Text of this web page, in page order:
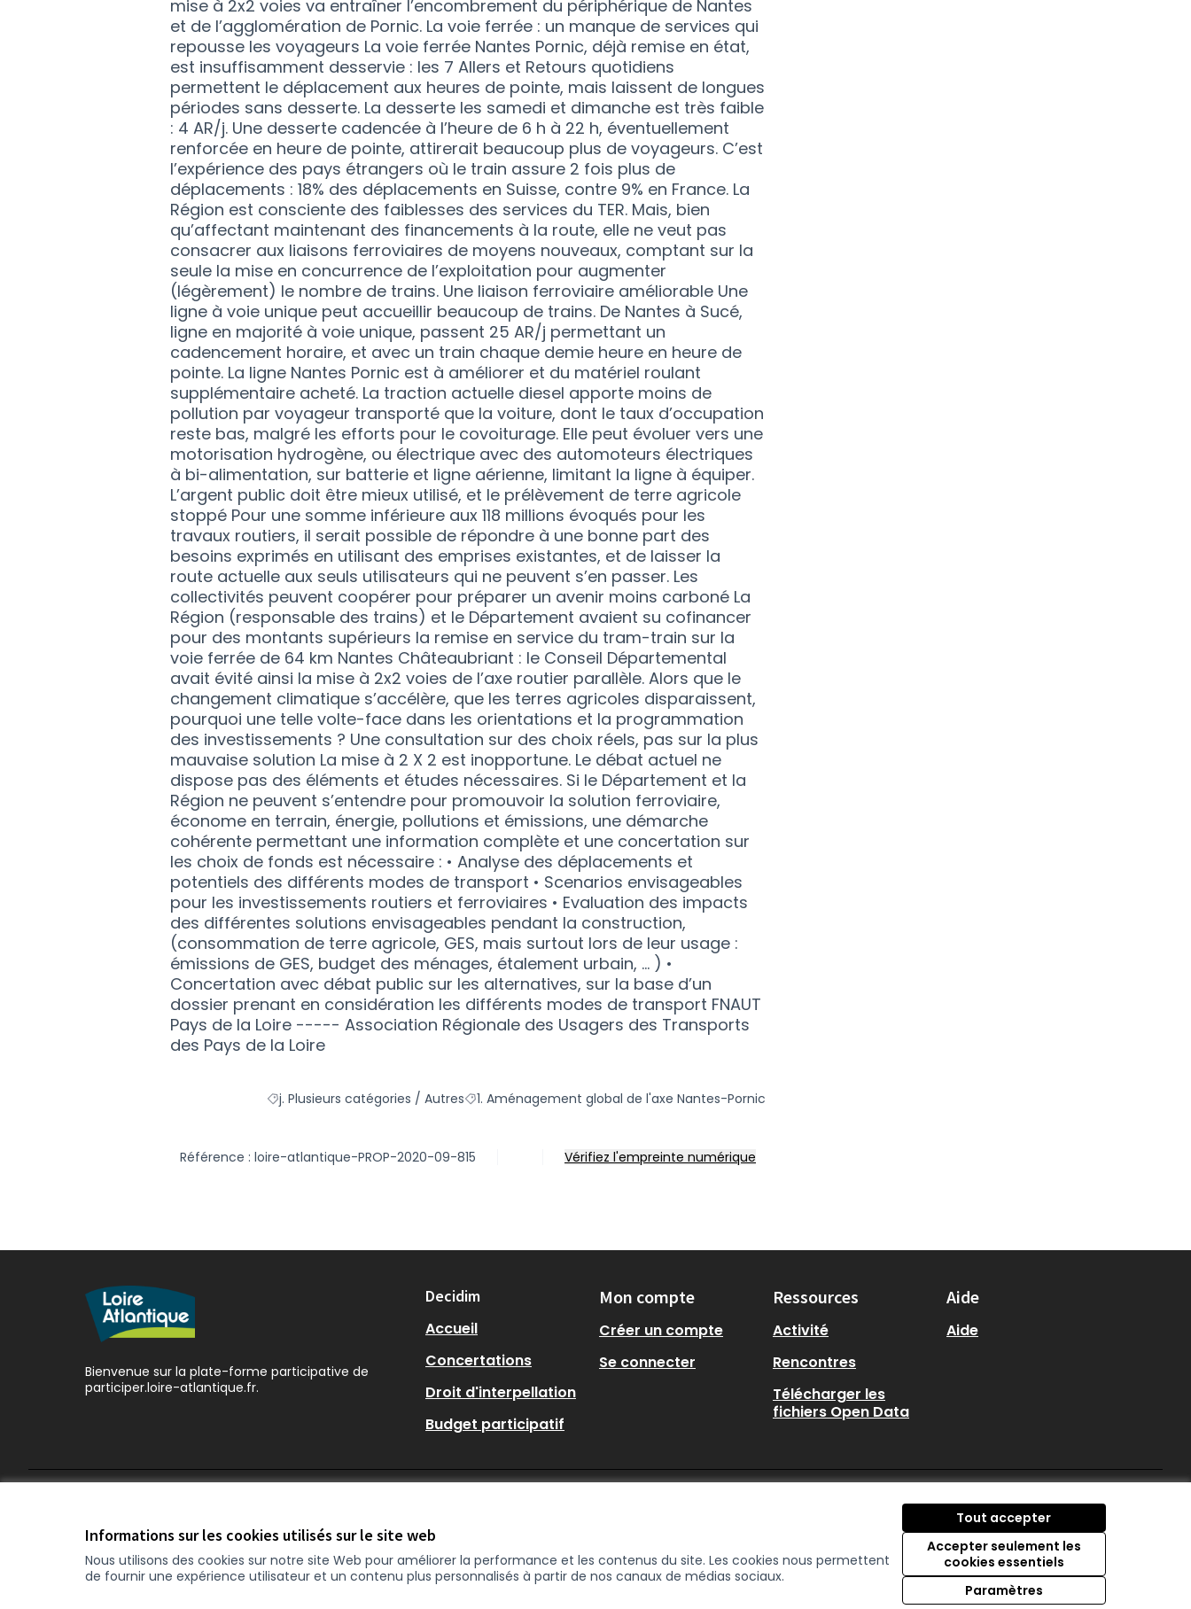
Informations sur les cookies utilisés sur le site web
Nous utilisons des cookies sur notre site Web pour améliorer la performance et les contenus du site. Les cookies nous permettent
de fournir une expérience utilisateur et un contenu plus personnalisés à partir de nos canaux de médias sociaux.
Tout accepter
Accepter seulement les
cookies essentiels
Paramètres
mise à 2x2 voies va entraîner l’encombrement du périphérique de Nantes
et de l’agglomération de Pornic. La voie ferrée : un manque de services qui
repousse les voyageurs La voie ferrée Nantes Pornic, déjà remise en état,
est insuffisamment desservie : les 7 Allers et Retours quotidiens
permettent le déplacement aux heures de pointe, mais laissent de longues
périodes sans desserte. La desserte les samedi et dimanche est très faible
: 4 AR/j. Une desserte cadencée à l’heure de 6 h à 22 h, éventuellement
renforcée en heure de pointe, attirerait beaucoup plus de voyageurs. C’est
l’expérience des pays étrangers où le train assure 2 fois plus de
déplacements : 18% des déplacements en Suisse, contre 9% en France. La
Région est consciente des faiblesses des services du TER. Mais, bien
qu’affectant maintenant des financements à la route, elle ne veut pas
consacrer aux liaisons ferroviaires de moyens nouveaux, comptant sur la
seule la mise en concurrence de l’exploitation pour augmenter
(légèrement) le nombre de trains. Une liaison ferroviaire améliorable Une
ligne à voie unique peut accueillir beaucoup de trains. De Nantes à Sucé,
ligne en majorité à voie unique, passent 25 AR/j permettant un
cadencement horaire, et avec un train chaque demie heure en heure de
pointe. La ligne Nantes Pornic est à améliorer et du matériel roulant
supplémentaire acheté. La traction actuelle diesel apporte moins de
pollution par voyageur transporté que la voiture, dont le taux d’occupation
reste bas, malgré les efforts pour le covoiturage. Elle peut évoluer vers une
motorisation hydrogène, ou électrique avec des automoteurs électriques
à bi-alimentation, sur batterie et ligne aérienne, limitant la ligne à équiper.
L’argent public doit être mieux utilisé, et le prélèvement de terre agricole
stoppé Pour une somme inférieure aux 118 millions évoqués pour les
travaux routiers, il serait possible de répondre à une bonne part des
besoins exprimés en utilisant des emprises existantes, et de laisser la
route actuelle aux seuls utilisateurs qui ne peuvent s’en passer. Les
collectivités peuvent coopérer pour préparer un avenir moins carboné La
Région (responsable des trains) et le Département avaient su cofinancer
pour des montants supérieurs la remise en service du tram-train sur la
voie ferrée de 64 km Nantes Châteaubriant : le Conseil Départemental
avait évité ainsi la mise à 2x2 voies de l’axe routier parallèle. Alors que le
changement climatique s’accélère, que les terres agricoles disparaissent,
pourquoi une telle volte-face dans les orientations et la programmation
des investissements ? Une consultation sur des choix réels, pas sur la plus
mauvaise solution La mise à 2 X 2 est inopportune. Le débat actuel ne
dispose pas des éléments et études nécessaires. Si le Département et la
Région ne peuvent s’entendre pour promouvoir la solution ferroviaire,
économe en terrain, énergie, pollutions et émissions, une démarche
cohérente permettant une information complète et une concertation sur
les choix de fonds est nécessaire : • Analyse des déplacements et
potentiels des différents modes de transport • Scenarios envisageables
pour les investissements routiers et ferroviaires • Evaluation des impacts
des différentes solutions envisageables pendant la construction,
(consommation de terre agricole, GES, mais surtout lors de leur usage :
émissions de GES, budget des ménages, étalement urbain, … ) •
Concertation avec débat public sur les alternatives, sur la base d’un
dossier prenant en considération les différents modes de transport FNAUT
Pays de la Loire ----- Association Régionale des Usagers des Transports
des Pays de la Loire
Filtrer les résultats de la catégorie : j. Plusieurs catégories / Autres
j. Plusieurs catégories / AutresFiltrer les résultats pour le secteur : 1. Aménagement global de l'axe Nantes-Pornic
1. Aménagement global de l'axe Nantes-Pornic
Référence : loire-atlantique-PROP-2020-09-815 Vérifiez l'empreinte numérique
Bienvenue sur la plate-forme participative de
participer.loire-atlantique.fr.
Decidim
Accueil
Concertations
Droit d'interpellation
Budget participatif
Mon compte
Créer un compte
Se connecter
Ressources
Activité
Rencontres
Télécharger les
fichiers Open Data
Aide
Aide
(Nouvelle fenêtre)
(Nouvelle fenêtre)
(Nouvelle fenêtre)
Licence Creative
(Nouvelle fenêtre)